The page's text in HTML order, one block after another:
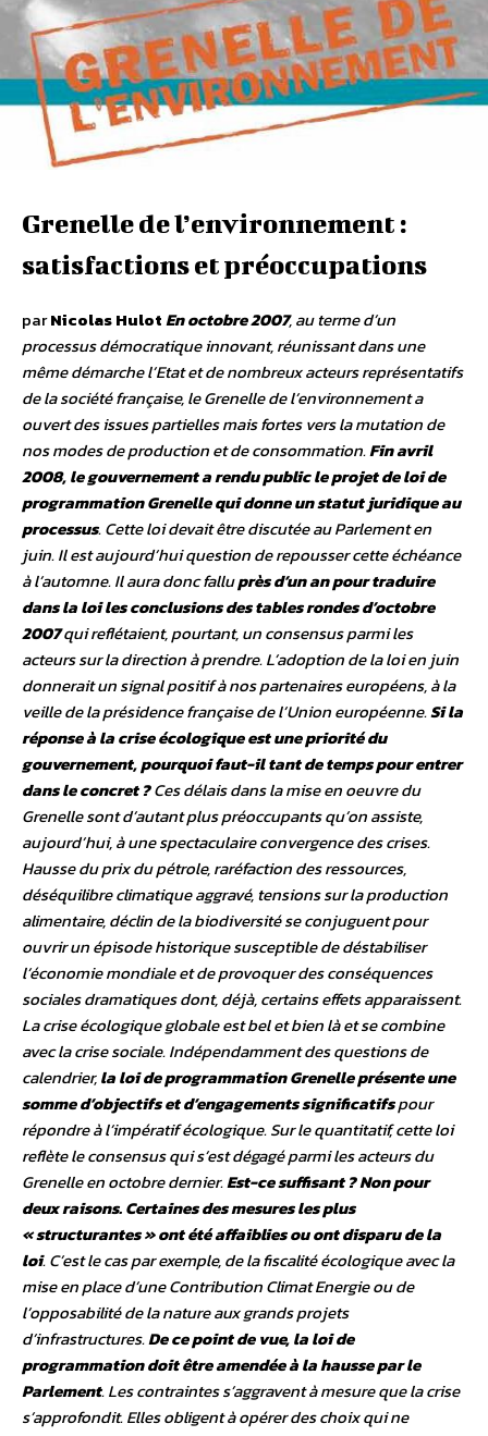
Grenelle de l’environnement :
satisfactions et préoccupations
parNicolas HulotEn octobre 2007, au terme d’un
processus démocratique innovant, réunissant dans une
même démarche l’Etat et de nombreux acteurs représentatifs
de la société française, le Grenelle de l’environnement a
ouvert des issues partielles mais fortes vers la mutation de
nos modes de production et de consommation.Fin avril
2008, le gouvernement a rendu public le projet de loi de
programmation Grenelle qui donne un statut juridique au
processus. Cette loi devait être discutée au Parlement en
juin. Il est aujourd’hui question de repousser cette échéance
à l’automne. Il aura donc falluprès d’un an pour traduire
dans la loi les conclusions des tables rondes d’octobre
2007qui reflétaient, pourtant, un consensus parmi les
acteurs sur la direction à prendre. L’adoption de la loi en juin
donnerait un signal positif à nos partenaires européens, à la
veille de la présidence française de l’Union européenne.Si la
réponse à la crise écologique est une priorité du
gouvernement, pourquoi faut-il tant de temps pour entrer
dans le concret ?Ces délais dans la mise en oeuvre du
Grenelle sont d’autant plus préoccupants qu’on assiste,
aujourd’hui, à une spectaculaire convergence des crises.
Hausse du prix du pétrole, raréfaction des ressources,
déséquilibre climatique aggravé, tensions sur la production
alimentaire, déclin de la biodiversité se conjuguent pour
ouvrir un épisode historique susceptible de déstabiliser
l’économie mondiale et de provoquer des conséquences
sociales dramatiques dont, déjà, certains effets apparaissent.
La crise écologique globale est bel et bien là et se combine
avec la crise sociale. Indépendamment des questions de
calendrier,la loi de programmation Grenelle présente une
somme d’objectifs et d’engagements significatifspour
répondre à l’impératif écologique. Sur le quantitatif, cette loi
reflète le consensus qui s’est dégagé parmi les acteurs du
Grenelle en octobre dernier.Est-ce suffisant ? Non pour
deux raisons.Certaines des mesures les plus
« structurantes » ont été affaiblies ou ont disparu de la
loi. C’est le cas par exemple, de la fiscalité écologique avec la
mise en place d’une Contribution Climat Energie ou de
l’opposabilité de la nature aux grands projets
d’infrastructures.De ce point de vue, la loi de
programmation doit être amendée à la hausse par le
Parlement. Les contraintes s’aggravent à mesure que la crise
s’approfondit. Elles obligent à opérer des choix qui ne